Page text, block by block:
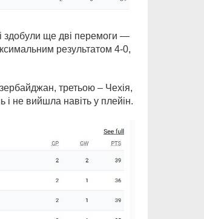
здобули ще дві перемоги —
результатом 4-0,
третьою – Чехія,
не вийшла навіть у плейін.